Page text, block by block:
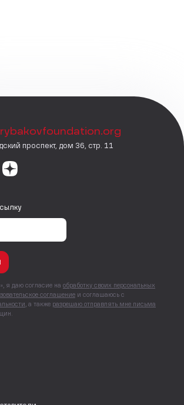
проспект, дом 36, стр. 11
я даю согласие на обработку своих персональных
соглашение и соглашаюсь с
, а также разрешаю отправлять мне письма